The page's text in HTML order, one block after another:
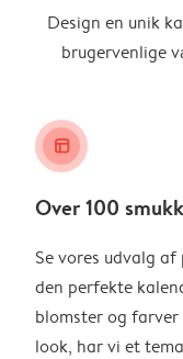
Design en unik
brugervenlige
layout_alt
Over 100
Se vores udvalg
den perfekte
blomster og farver
look, har vi et